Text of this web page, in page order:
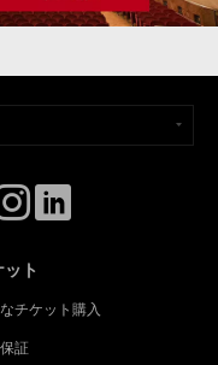
ト
チケット購入
証